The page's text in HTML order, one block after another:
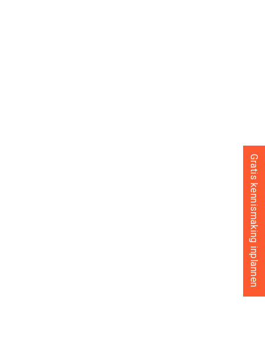
Gratis kennismaking inplannen